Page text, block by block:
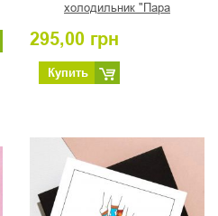
холодильник "Пара
295,00 грн
Купить